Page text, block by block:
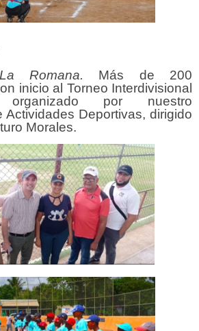
Romana. Más de 200
inicio al Torneo Interdivisional
por nuestro
Actividades Deportivas, dirigido
Morales.